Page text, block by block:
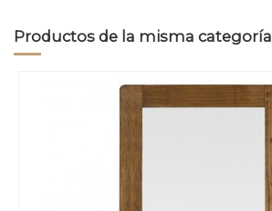
Productos de la misma categoría